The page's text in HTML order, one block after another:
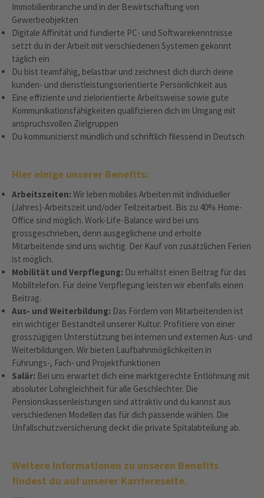
Immobilienbranche und in der Bewirtschaftung von
Gewerbeobjekten
Digitale Affinität und fundierte PC- und Softwarekenntnisse
setzt du in der Arbeit mit verschiedenen Systemen gekonnt
täglich ein
Du bist teamfähig, belastbar und zeichnest dich durch deine
kunden- und dienstleistungsorientierte Persönlichkeit aus
Eine effiziente und zielorientierte Arbeitsweise sowie gute
Kommunikationsfähigkeiten qualifizieren dich im Umgang mit
anspruchsvollen Zielgruppen
Du kommunizierst mündlich und schriftlich fliessend in Deutsch
Hier einige unserer Benefits:
Arbeitszeiten: Wir leben mobiles Arbeiten mit individueller
(Jahres)-Arbeitszeit und/oder Teilzeitarbeit. Bis zu 40% Home-
Office sind möglich. Work-Life-Balance wird bei uns
grossgeschrieben, denn ausgeglichene und erholte
Mitarbeitende sind uns wichtig. Der Kauf von zusätzlichen Ferien
ist möglich.
Mobilität und Verpflegung: Du erhältst einen Beitrag für das
Mobiltelefon. Für deine Verpflegung leisten wir ebenfalls einen
Beitrag.
Aus- und Weiterbildung: Das Fördern von Mitarbeitenden ist
ein wichtiger Bestandteil unserer Kultur. Profitiere von einer
grosszügigen Unterstützung bei internen und externen Aus- und
Weiterbildungen. Wir bieten Laufbahnmöglichkeiten in
Führungs-, Fach- und Projektfunktionen
Salär: Bei uns erwartet dich eine marktgerechte Entlöhnung mit
absoluter Lohngleichheit für alle Geschlechter. Die
Pensionskassenleistungen sind attraktiv und du kannst aus
verschiedenen Modellen das für dich passende wählen. Die
Unfallschutzversicherung deckt die private Spitalabteilung ab.
Weitere Informationen zu unseren Benefits
findest du auf unserer Karriereseite.